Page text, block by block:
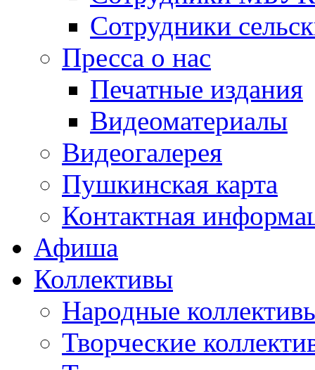
Сотрудники
Пресса о нас
Печатные издания
Видеоматериалы
Видеогалерея
Пушкинская карта
Контактная
Афиша
Коллективы
Народные
Творческие